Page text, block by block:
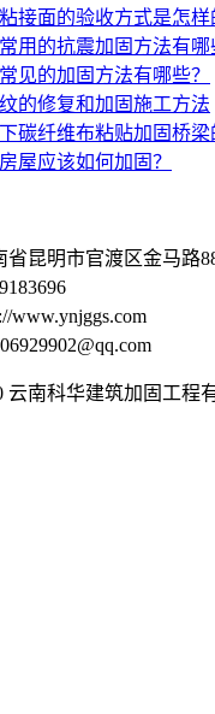
接面的验收方式是怎样
用的抗震加固方法有哪
见的加固方法有哪些？
的修复和加固施工方法
碳纤维布粘贴加固桥梁
屋应该如何加固？
省昆明市官渡区金马路
www.ynjggs.com
云南科华建筑加固工程